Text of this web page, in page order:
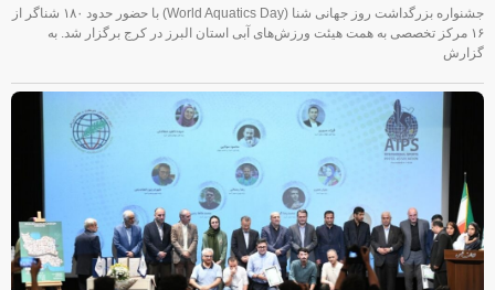
جشنواره بزرگداشت روز جهانی شنا (World Aquatics Day) با حضور حدود ۱۸۰ شناگر از
۱۶ مرکز تخصصی به همت هیئت ورزش‌های آبی استان البرز در کرج برگزار شد. به
گزارش